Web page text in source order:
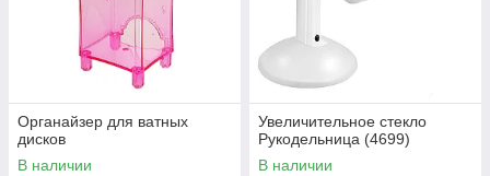
Органайзер для ватных
дисков
В наличии
Увеличительное стекло
Рукодельница (4699)
В наличии